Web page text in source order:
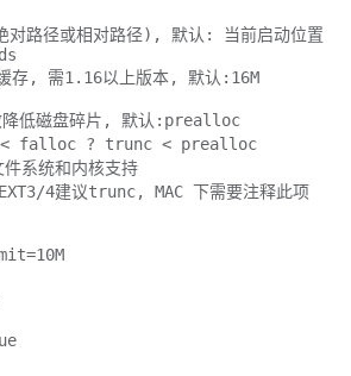
对路径或相对路径), 默认: 当前启动位置
存, 需1.16以上版本, 默认:16M
降低磁盘碎片, 默认:prealloc
< falloc ? trunc < prealloc
系统和内核支持
4建议trunc, MAC 下需要注释此项
=